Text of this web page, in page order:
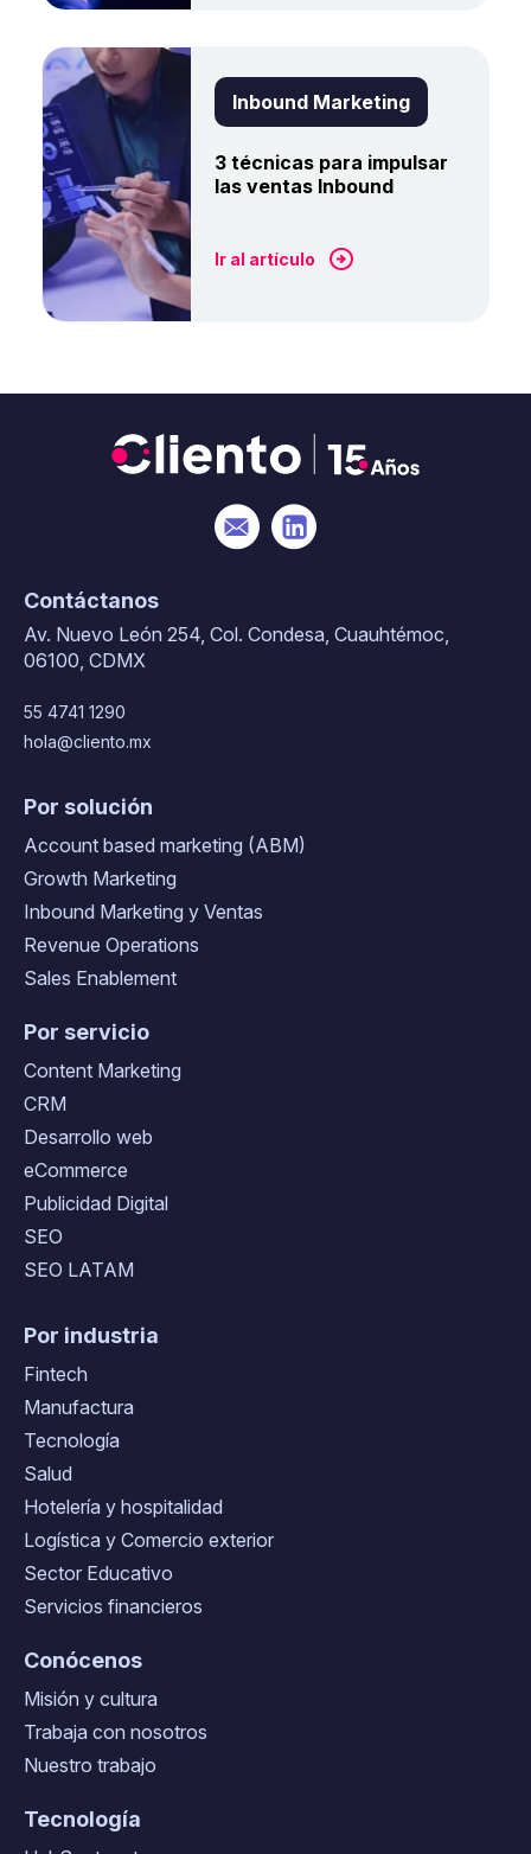
Inbound Marketing
3 técnicas para impulsar
las ventas Inbound
Ir al artículo
Contáctanos
Av. Nuevo León 254, Col. Condesa, Cuauhtémoc,
06100, CDMX
55 4741 1290
hola@cliento.mx
Por solución
Account based marketing (ABM)
Growth Marketing
Inbound Marketing y Ventas
Revenue Operations
Sales Enablement
Por servicio
Content Marketing
CRM
Desarrollo web
eCommerce
Publicidad Digital
SEO
SEO LATAM
Por industria
Fintech
Manufactura
Tecnología
Salud
Hotelería y hospitalidad
Logística y Comercio exterior
Sector Educativo
Servicios financieros
Conócenos
Misión y cultura
Trabaja con nosotros
Nuestro trabajo
Tecnología